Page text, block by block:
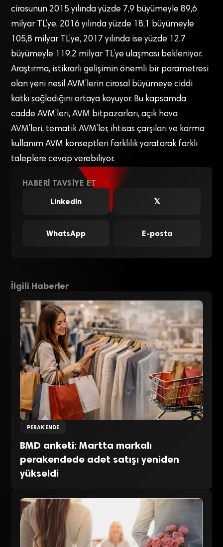
cirosunun 2015 yılında yüzde 7,9 büyümeyle 89,6
milyar TL’ye, 2016 yılında yüzde 18,1 büyümeyle
105,8 milyar TL’ye, 2017 yılında ise yüzde 12,7
büyümeyle 119,2 milyar TL’ye ulaşması bekleniyor.
Araştırma, istikrarlı gelişimin önemli bir parametresi
olan yeni nesil AVM’lerin cirosal büyümeye ciddi
katkı sağladığını ortaya koyuyor. Bu kapsamda
cadde AVM’leri, AVM bitpazarları, açık hava
AVM’leri, tematik AVM’ler, ihtisas çarşıları ve karma
kullanım AVM konseptleri farklılık yaratarak farklı
taleplere cevap verebiliyor.
HABERI TAVSIYE ET
LinkedIn
𝕏
WhatsApp E-posta
İlgili Haberler
PERAKENDE
BMD anketi: Martta markalı
perakendede adet satışı yeniden
yükseldi